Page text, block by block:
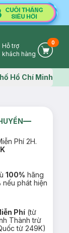
Phone Icon
Hỗ trợ
khách hàng
Cart
0
Hồ Chí Minh
Phí 2H.
100% hãng
nếu phát hiện
Phí (từ
Thành trừ
từ 249K)